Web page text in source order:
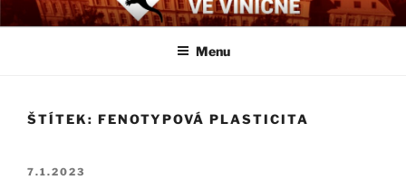
k
BIOLOGICKÉ ČTVRTKY VE
Určeno všem zájemcům o evoluci a obecnější biologická témata
Menu
ŠTÍTEK: FENOTYPOVÁ PLASTICITA
PUBLIKOVÁNO
7.1.2023